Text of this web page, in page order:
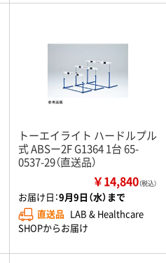
トーエイライト ハードルプル
式 ABSー2F G1364 1台 65-
0537-29（直送品）
￥14,840（税込）
お届け日：9月9日（水）まで
直送品 LAB & Healthcare
SHOPからお届け